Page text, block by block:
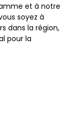
et à notre
soyez à
dans la région,
pour la